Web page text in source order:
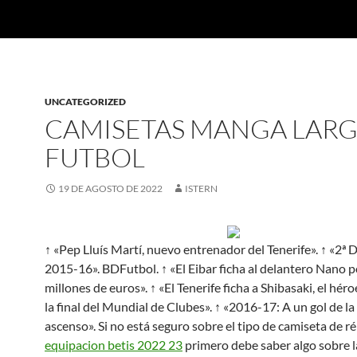
UNCATEGORIZED
CAMISETAS MANGA
FUTBOL
19 DE AGOSTO DE 2022 ISTERN
↑ «Pep Lluís Martí, nuevo entrenador del Tenerife». ↑ «2ª
2015-16». BDFutbol. ↑ «El Eibar ficha al delantero Nano
millones de euros». ↑ «El Tenerife ficha a Shibasaki, el
la final del Mundial de Clubes». ↑ «2016-17: A un gol de
ascenso». Si no está seguro sobre el tipo de camiseta de
equipacion betis 2022 23 primero debe saber algo sobre